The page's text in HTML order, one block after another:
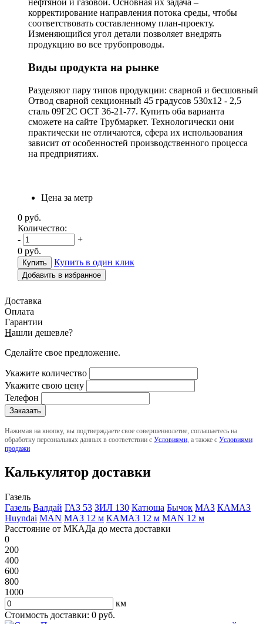
нефтяной и газовой. Основная их задача –
корректирование направления потока среды, чтобы
соответствовать составленному план-проекту.
Изменяющийся угол детали позволяет внедрять
продукцию во все трубопроводы.
Виды продукта на рынке
Разделяют пару типов продукции: сварной и бесшовный
Отвод сварной секционный 45 градусов 530х12 - 2,5
сталь 09Г2С ОСТ 36-21-77. Купить оба варианта
сможете на сайте Трубмаркет. Технологически они
практически не отличаются, сфера их использования
зависит от особенностей производственного процесса
на предприятиях.
Цена за метр
0 руб.
Количество:
-
+
0 руб.
Купить в один клик
Добавить в избранное
Доставка
Оплата
Гарантии
Нашли дешевле?
Сделайте свое предложение.
Укажите количество
Укажите свою цену
Телефон
Нажимая на кнопку, вы подтверждаете свое совершеннолетие, соглашаетесь на
обработку персональных данных в соответствии с Условиями , а также с Условиями
продажи
Калькулятор доставки
Газель
Газель Валдай ГАЗ 53 ЗИЛ 130 Катюша Бычок МАЗ КАМАЗ
Huyndai MAN МАЗ 12 м КАМАЗ 12 м MAN 12 м
Расстояние от МКАДа до места доставки
0
200
400
600
800
1000
км
Стоимость доставки: 0 руб.